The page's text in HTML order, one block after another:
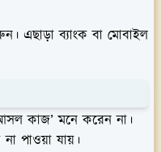
এছাড়া ব্যাংক বা মোবাইল
কাজ’ মনে করেন না।
পাওয়া যায়।